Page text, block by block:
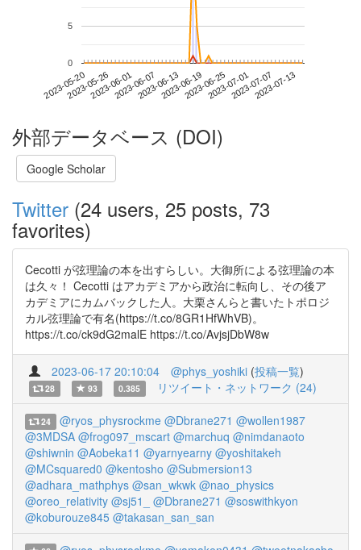
2023-05-202023-05-262023-06-012023-06-072023-06-132023-06-192023-06-252023-07-012023-07-072023-07-13
0
5
外部データベース (DOI)
Google Scholar
Twitter (24 users, 25 posts, 73
favorites)
Cecotti が弦理論の本を出すらしい。大御所による弦理論の本
は久々！ Cecotti はアカデミアから政治に転向し、その後ア
カデミアにカムバックした人。大栗さんらと書いたトポロジ
カル弦理論で有名(https://t.co/8GR1HfWhVB)。
https://t.co/ck9dG2malE https://t.co/AvjsjDbW8w
2023-06-17 20:10:04 @phys_yoshiki (投稿一覧)
28 93 0.385 リツイート・ネットワーク (24)
24 @ryos_physrockme @Dbrane271 @wollen1987
@3MDSA @frog097_mscart @marchuq @nimdanaoto
@shiwnin @Aobeka11 @yarnyearny @yoshitakeh
@MCsquared0 @kentosho @Submersion13
@adhara_mathphys @san_wkwk @nao_physics
@oreo_relativity @sj51_ @Dbrane271 @soswithkyon
@koburouze845 @takasan_san_san